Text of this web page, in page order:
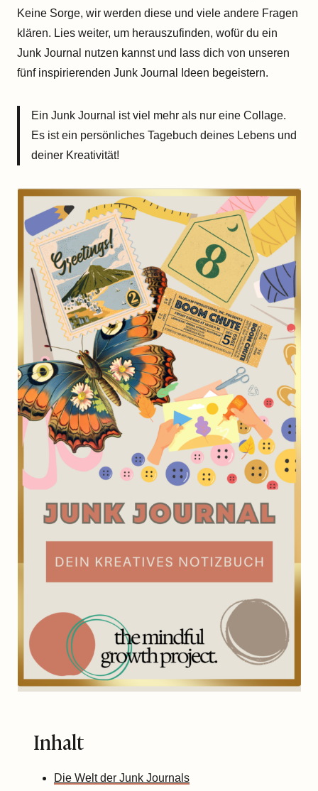
Keine Sorge, wir werden diese und viele andere Fragen
klären. Lies weiter, um herauszufinden, wofür du ein
Junk Journal nutzen kannst und lass dich von unseren
fünf inspirierenden Junk Journal Ideen begeistern.
Ein Junk Journal ist viel mehr als nur eine Collage.
Es ist ein persönliches Tagebuch deines Lebens und
deiner Kreativität!
Inhalt
Die Welt der Junk Journals